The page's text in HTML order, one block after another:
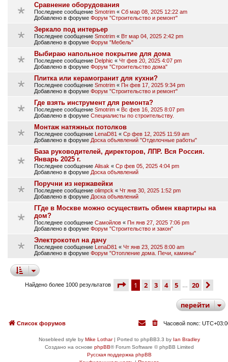
Сравнение оборудования
Последнее сообщение Smotrim « Сб мар 08, 2025 12:22 am
Добавлено в форуме Форум "Строительство и ремонт"
Зеркало под интерьер
Последнее сообщение Smotrim « Вт мар 04, 2025 2:42 pm
Добавлено в форуме Форум "Мебель"
Выбираю напольное покрытие для дома
Последнее сообщение Delphic « Чт фев 20, 2025 4:07 pm
Добавлено в форуме Форум "Строительство дома"
Плитка или керамогранит для кухни?
Последнее сообщение Smotrim « Пн фев 17, 2025 9:34 pm
Добавлено в форуме Форум "Строительство и ремонт"
Где взять инструмент для ремонта?
Последнее сообщение Smotrim « Вс фев 16, 2025 8:07 pm
Добавлено в форуме Специалисты по строительству.
Монтаж натяжных потолков
Последнее сообщение LenaD81 « Ср фев 12, 2025 11:59 am
Добавлено в форуме Доска объявлений "Отделочные работы"
База руководителей, директоров, ЛПР. Вся Россия.
Январь 2025 г.
Последнее сообщение Alisak « Ср фев 05, 2025 4:04 pm
Добавлено в форуме Доска объявлений
Поручни из нержавейки
Последнее сообщение olimpck « Чт янв 30, 2025 1:52 pm
Добавлено в форуме Доска объявлений
ГГде в Москве можно осуществить обмен квартиры на
дом?
Последнее сообщение Самойлов « Пн янв 27, 2025 7:06 pm
Добавлено в форуме Форум "Строительство и закон"
Электрокотел на дачу
Последнее сообщение LenaD81 « Чт янв 23, 2025 8:00 am
Добавлено в форуме Форум "Отопление дома. Печи, камины"
Найдено более 1000 результатов страница 1 из 20
1 2 3 4 5 20
перейти
Список форумов Часовой пояс:
Nosebleed style by Mike Lothar| Ported to phpBB3.3 by Ian Bradley
Создано на основе phpBB® Forum Software © phpBB Limited
Русская поддержка phpBB